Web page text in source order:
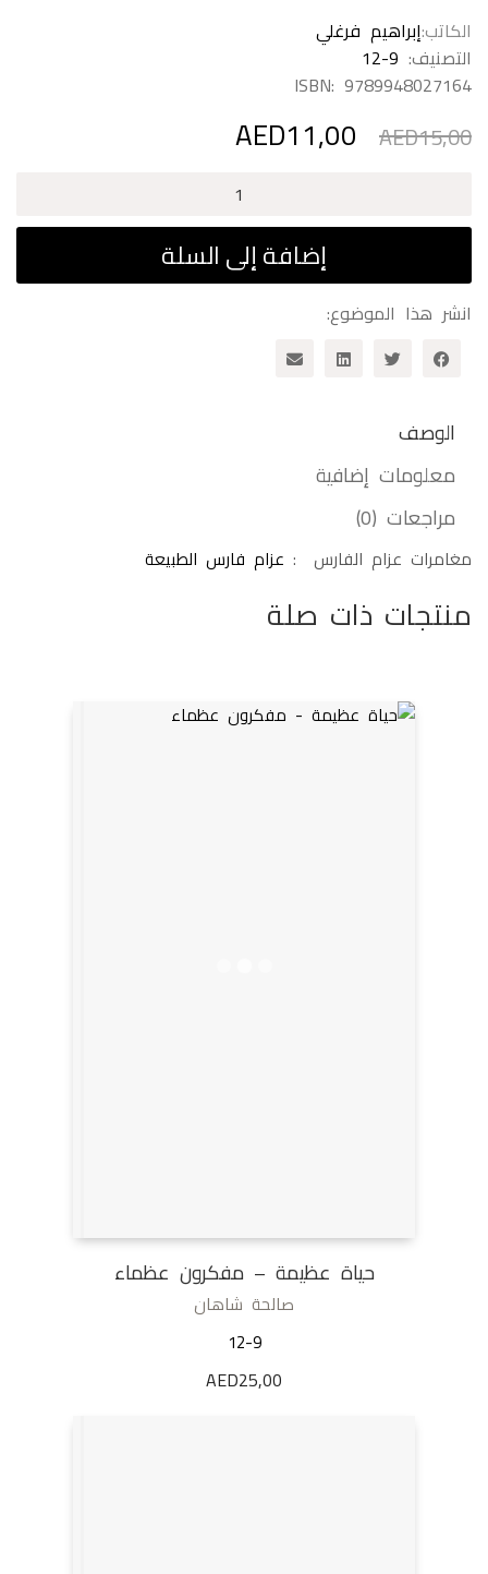
الكاتبإبراهيم فرغلي
التصنيف: 12-9
ISBN: 9789948027164
AED15,00 السعر
الأصلي
AED15,00.
AED11,00 السعر
الحالي
هو:
AED11,00.
الأقلام
إضافة إلى السلة
انشر هذا الموضوع:
الوصف
معلومات إضافية
مراجعات (0)
مغامرات عزام الفارس : عزام فارس الطبيعة
منتجات ذات صلة
حياة عظيمة – مفكرون عظماء
صالحة شاهان
12-9
AED25,00